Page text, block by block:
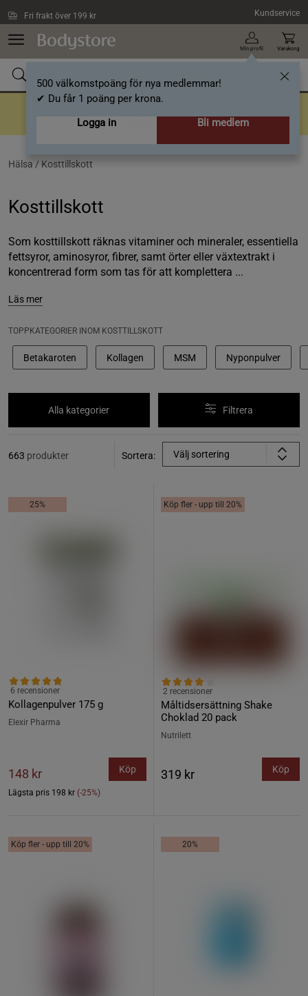
Fri frakt över 199 kr Kundservice
Min profil
500 välkomstpoäng för nya medlemmar!
✔ Du får 1 poäng per krona.
Logga in
Bli medlem
Varukorg
Tillbaka till rutiner
En bra rutin börjar här- Upp till 40%
Hälsa / Kosttillskott
Kosttillskott
Som kosttillskott räknas vitaminer och mineraler, essentiella
fettsyror, aminosyror, fibrer, samt örter eller växtextrakt i
koncentrerad form som tas för att komplettera ...
Läs mer
TOPPKATEGORIER INOM KOSTTILLSKOTT
Betakaroten Kollagen MSM Nyponpulver
Alla kategorier Filtrera
663 produkter Sortera: Välj sortering
25%
Kollagenpulver 175 g
6 recensioner
Elexir Pharma
148 kr
Lägsta pris 198 kr (-25%)
Köp
Köp fler - upp till 20%
Måltidsersättning Shake
Choklad 20 pack
2 recensioner
Nutrilett
319 kr Köp
Köp fler - upp till 20% 20%